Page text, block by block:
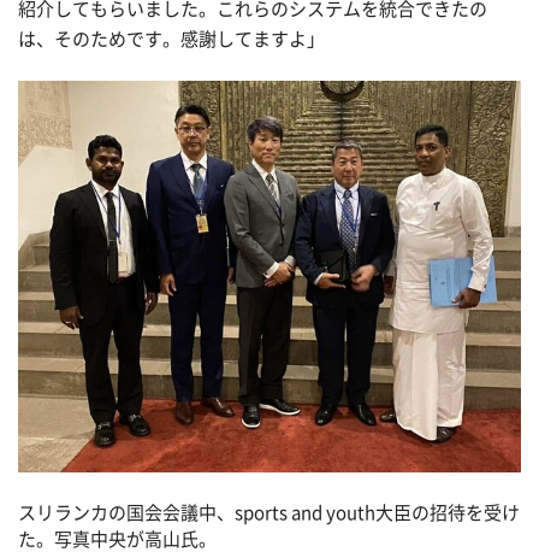
紹介してもらいました。これらのシステムを統合できたの
は、そのためです。感謝してますよ」
スリランカの国会会議中、sports and youth大臣の招待を受け
た。写真中央が高山氏。